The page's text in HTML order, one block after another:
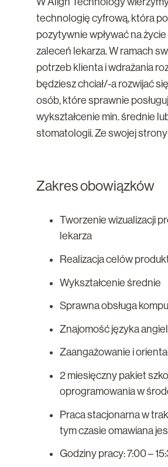
technologię cyfrową, która
pozytywnie wpływać na
zaleceń lekarza. W ramach
potrzeb klienta i wdrażania
będziesz chciał/-a rozwijać
osób, które sprawnie
wykształcenie min. średnie
stomatologii. Ze swojej
Zakres obowiązków
Tworzenie wizualizacji
lekarza
Realizacja celów
Wykształcenie średnie
Sprawna obsługa
Znajomość języka
Zaangażowanie i
2 miesięczny pakiet
oprogramowania w
Praca stacjonarna w
tym czasie omawiana
Godziny pracy: 7:00 –